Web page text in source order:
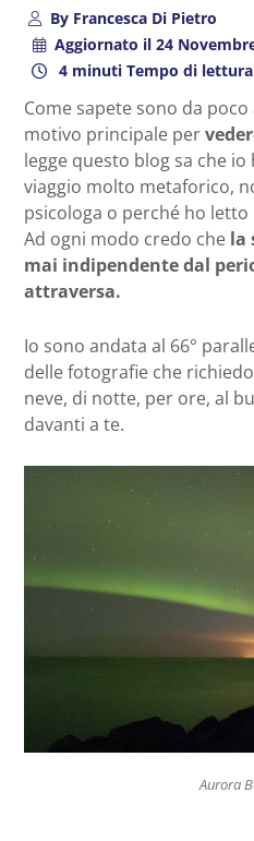
ByFrancesca Di Pietro
Aggiornato il24
4 minuti Tempo di lettura
Come sapete sono da
motivo principale per
legge questo blog sa che
viaggio molto metaforico,
psicologa o perché ho
Ad ogni modo credo che la
mai indipendente dal
attraversa.
Io sono andata al 66°
delle fotografie che
neve, di notte, per ore, al
davanti a te.
Aurora